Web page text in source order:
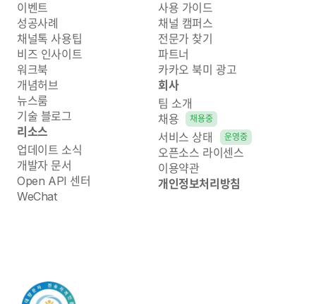
이벤트
성공사례
채널톡 사용팁
비즈 인사이트
워크북
개념허브
뉴스룸
기술 블로그
리소스
업데이트 소식
개발자 문서
Open API 센터
WeChat
사용 가이드
채널 캠퍼스
전문가 찾기
파트너
카카오 북미 광고
회사
팀 소개
채용
채용중
서비스 상태 운영중
오픈소스 라이센스
이용약관
개인정보처리방침